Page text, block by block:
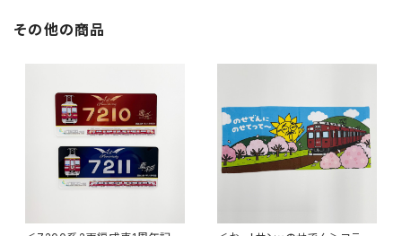
その他の商品